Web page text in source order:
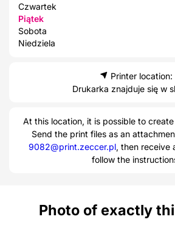
Czwartek
Piątek
Sobota
Niedziela
Printer location:
Drukarka znajduje się w
At this location, it is possible to
Send the print files as an
9082@print.zeccer.pl, then receive
follow the
Photo of exactly